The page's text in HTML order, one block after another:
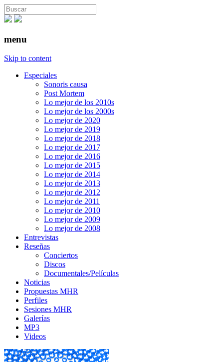
menu
Skip to content
Especiales
Sonoris causa
Post Mortem
Lo mejor de los 2010s
Lo mejor de los 2000s
Lo mejor de 2020
Lo mejor de 2019
Lo mejor de 2018
Lo mejor de 2017
Lo mejor de 2016
Lo mejor de 2015
Lo mejor de 2014
Lo mejor de 2013
Lo mejor de 2012
Lo mejor de 2011
Lo mejor de 2010
Lo mejor de 2009
Lo mejor de 2008
Entrevistas
Reseñas
Conciertos
Discos
Documentales/Películas
Noticias
Propuestas MHR
Perfiles
Sesiones MHR
Galerías
MP3
Videos